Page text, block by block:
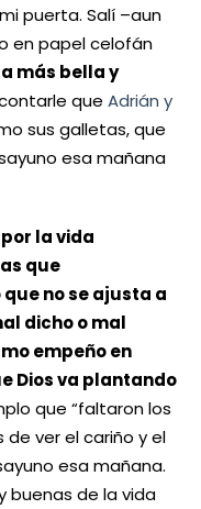
puerta. Salí –aun
en papel celofán
más bella y
que Adrián y
sus galletas, que
esa mañana
la vida
que
no se ajusta a
dicho o mal
empeño en
Dios va plantando
que “faltaron los
de ver el cariño y el
esa mañana.
buenas de la vida